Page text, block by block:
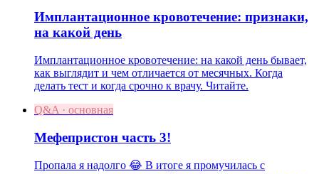
Имплантационное кровотечение: признаки,
на какой день
Имплантационное кровотечение: на какой день бывает,
как выглядит и чем отличается от месячных. Когда
делать тест и когда срочно к врачу. Читайте.
Q&A · основная
Мефепристон часть 3!
Пропала я надолго 😂 В итоге я промучилась с